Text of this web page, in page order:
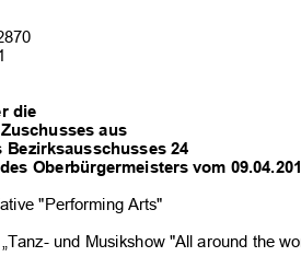
die
aus
Bezirksausschusses 24
Oberbürgermeisters vom
"Performing Arts"
Tanz- und Musikshow "All around the